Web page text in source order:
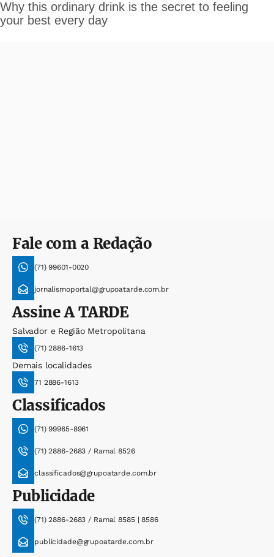
Fale com a Redação
(71) 99601-0020
jornalismoportal@grupoatarde.com.br
AssineA TARDE
Salvador e Região Metropolitana
(71) 2886-1613
Demais localidades
71 2886-1613
Classificados
(71) 99965-8961
(71) 2886-2683 / Ramal 8526
classificados@grupoatarde.com.br
Publicidade
(71) 2886-2683 / Ramal 8585 | 8586
publicidade@grupoatarde.com.br